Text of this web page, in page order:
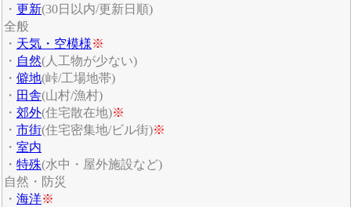
・ 更新(30日以内/更新日順)
全般
・ 天気・空模様※
・ 自然(人工物が少ない)
・ 僻地(峠/工場地帯)
・ 田舎(山村/漁村)
・ 郊外(住宅散在地)※
・ 市街(住宅密集地/ビル街)※
・ 室内
・ 特殊(水中・屋外施設など)
自然・防災
・ 海洋※